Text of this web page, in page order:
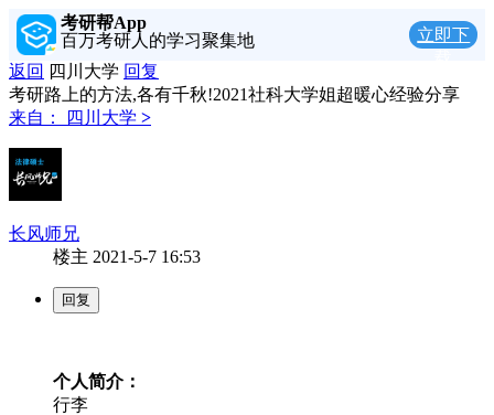
考研帮App
百万考研人的学习聚集地
立即下
返回 四川大学 回复
考研路上的方法,各有千秋!2021社科大学姐超暖心经验分享
来自：
四川大学 >
长风师兄
楼主 2021-5-7 16:53
个人简介：
行李